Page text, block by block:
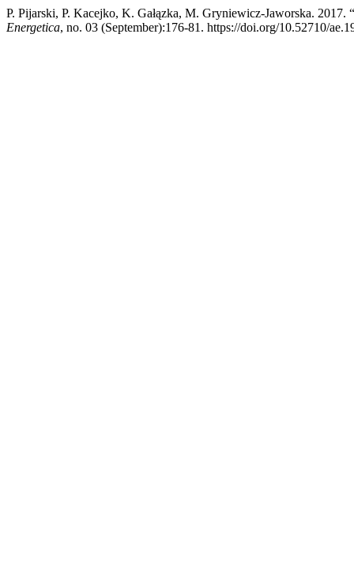
P. Pijarski, P. Kacejko, K. Gałązka, M. Gryniewicz-Jaworska.
Energetica, no. 03 (September):176-81. https://doi.org/10.52710/